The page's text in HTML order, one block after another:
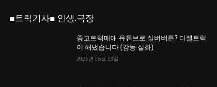
■트럭기사■ 인생.극장
중고트럭매매 유튜브로 실버버튼? 디젤트럭
이 해냈습니다 (감동 실화)
2025년 05월 23일